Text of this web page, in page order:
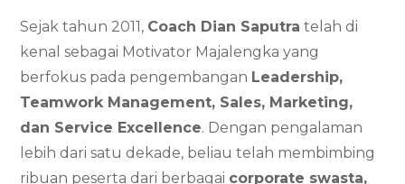
Sejak tahun 2011, Coach Dian Saputra telah di
kenal sebagai Motivator Majalengka yang
berfokus pada pengembangan Leadership,
Teamwork Management, Sales, Marketing,
dan Service Excellence. Dengan pengalaman
lebih dari satu dekade, beliau telah membimbing
ribuan peserta dari berbagai corporate swasta,